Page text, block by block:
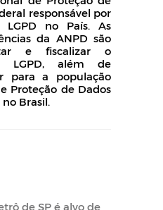
responsável por
no País. As
da ANPD são
e fiscalizar o
LGPD, além de
para a população
Proteção de Dados
no Brasil.
de SP é alvo de